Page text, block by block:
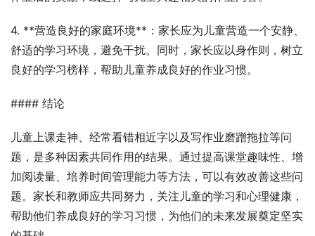
4. **营造良好的家庭环境**：家长应为儿童营造一个安静、
舒适的学习环境，避免干扰。同时，家长应以身作则，树立
良好的学习榜样，帮助儿童养成良好的作业习惯。
#### 结论
儿童上课走神、经常看错相近字以及写作业磨蹭拖拉等问
题，是多种因素共同作用的结果。通过提高课堂趣味性、增
加阅读量、培养时间管理能力等方法，可以有效改善这些问
题。家长和教师应共同努力，关注儿童的学习和心理健康，
帮助他们养成良好的学习习惯，为他们的未来发展奠定坚实